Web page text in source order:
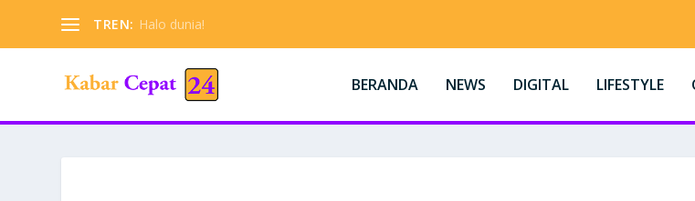
TREN: Halo dunia!
BERANDA NEWS DIGITAL LIFESTYLE